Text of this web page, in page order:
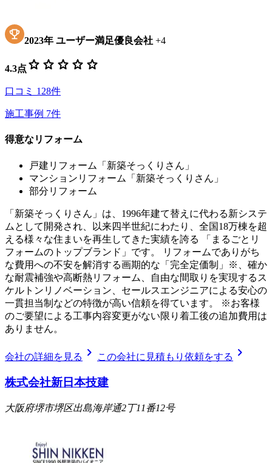
2023年 ユーザー満足優良会社 +4
4.3点 star star star star star
口コミ 128件
施工事例 7件
得意なリフォーム
戸建リフォーム「新築そっくりさん」
マンションリフォーム「新築そっくりさん」
部分リフォーム
「新築そっくりさん」は、1996年建て替えに代わる新システ
ムとして開発され、以来四半世紀にわたり、全国18万棟を超
える様々な住まいを再生してきた実績を誇る 「まるごとリ
フォームのトップブランド」です。 リフォームでありがち
な費用への不安を解消する画期的な「完全定価制」※、確か
な耐震補強や高断熱リフォーム、自由な間取りを実現するス
ケルトンリノベーション、セールスエンジニアによる安心の
一貫担当制などの特徴が高い信頼を得ています。 ※お客様
のご要望による工事内容変更がない限り着工後の追加費用は
ありません。
会社の詳細を見る chevron_right この会社に見積もり依頼をする chevron_right
株式会社新日本技建
大阪府堺市堺区出島海岸通2丁11番12号